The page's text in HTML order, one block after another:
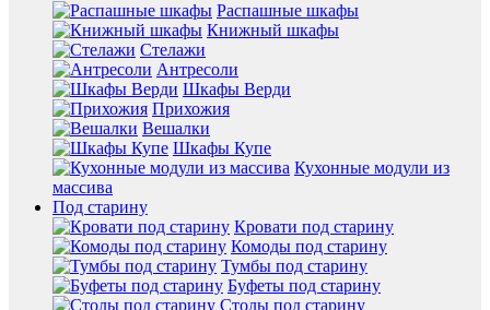
Распашные шкафы
Книжный шкафы
Стелажи
Антресоли
Шкафы Верди
Прихожия
Вешалки
Шкафы Купе
Кухонные модули из
массива
Под старину
Кровати под старину
Комоды под старину
Тумбы под старину
Буфеты под старину
Столы под старину